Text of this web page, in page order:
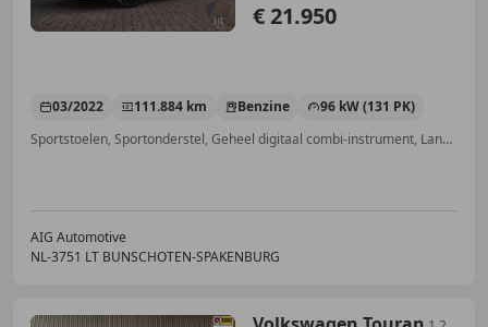
€ 21.950
03/2022 111.884 km Benzine
96 kW (131 PK)
Sportstoelen, Sportonderstel, Geheel digitaal combi-instrument, Lane Departure Warning Systeem, Sfeerverlichting, Stuurwielverwarming, Getinte ramen, Parkeerhulp met camera
AIG Automotive
NL-3751 LT BUNSCHOTEN-SPAKENBURG